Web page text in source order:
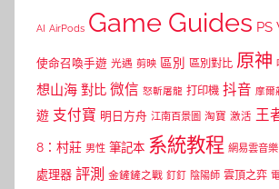
AI AirPods Game Guides PS
使命召喚手遊 光遇 剪映 區別 區別對比 原神
想山海 對比 微信 怒斬屠龍 打印機 抖音 摩爾
遊 支付寶 明日方舟 江南百景圖 淘寶 激活 王
8：村莊 男性 筆記本 系統教程 網易雲音樂
處理器 評測 金鏟鏟之戰 釘釘 陰陽師 雲頂之弈